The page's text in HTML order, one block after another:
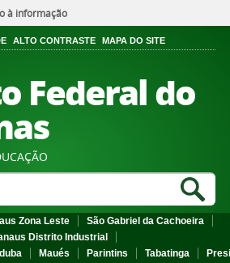
à informação
ALTO CONTRASTE MAPA DO SITE
Federal do
Zona Leste
São Gabriel da Cachoeira
Distrito Industrial
Maués Parintins Tabatinga